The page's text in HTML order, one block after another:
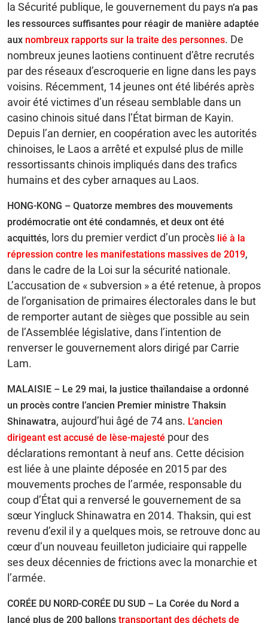
la Sécurité publique, le gouvernement du pays n’a pas
les ressources suffisantes pour réagir de manière adaptée
aux nombreux rapports sur la traite des personnes. De
nombreux jeunes laotiens continuent d’être recrutés
par des réseaux d’escroquerie en ligne dans les pays
voisins. Récemment, 14 jeunes ont été libérés après
avoir été victimes d’un réseau semblable dans un
casino chinois situé dans l’État birman de Kayin.
Depuis l’an dernier, en coopération avec les autorités
chinoises, le Laos a arrêté et expulsé plus de mille
ressortissants chinois impliqués dans des trafics
humains et des cyber arnaques au Laos.
HONG-KONG – Quatorze membres des mouvements
prodémocratie ont été condamnés, et deux ont été
acquittés, lors du premier verdict d’un procès lié à la
répression contre les manifestations massives de 2019,
dans le cadre de la Loi sur la sécurité nationale.
L’accusation de « subversion » a été retenue, à propos
de l’organisation de primaires électorales dans le but
de remporter autant de sièges que possible au sein
de l’Assemblée législative, dans l’intention de
renverser le gouvernement alors dirigé par Carrie
Lam.
MALAISIE – Le 29 mai, la justice thaïlandaise a ordonné
un procès contre l’ancien Premier ministre Thaksin
Shinawatra, aujourd’hui âgé de 74 ans. L’ancien
dirigeant est accusé de lèse-majesté pour des
déclarations remontant à neuf ans. Cette décision
est liée à une plainte déposée en 2015 par des
mouvements proches de l’armée, responsable du
coup d’État qui a renversé le gouvernement de sa
sœur Yingluck Shinawatra en 2014. Thaksin, qui est
revenu d’exil il y a quelques mois, se retrouve donc au
cœur d’un nouveau feuilleton judiciaire qui rappelle
ses deux décennies de frictions avec la monarchie et
l’armée.
CORÉE DU NORD-CORÉE DU SUD – La Corée du Nord a
lancé plus de 200 ballons transportant des déchets de